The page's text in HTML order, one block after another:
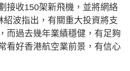
接收150架新飛機，並將網絡
紹波指出，有關重大投資將支
而過去幾年業績穩健，有足夠
看好香港航空業前景，有信心